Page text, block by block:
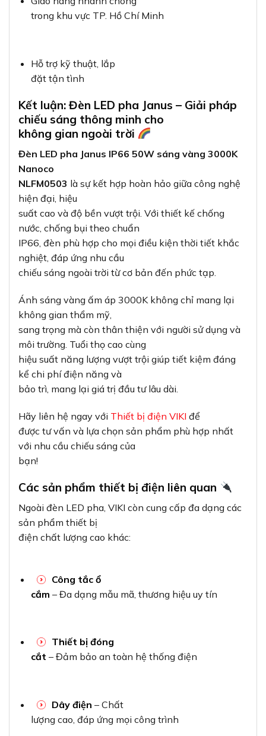
trong khu vực TP. Hồ Chí Minh
Hỗ trợ kỹ thuật, lắp
đặt tận tình
Kết luận: Đèn LED pha Janus – Giải pháp
chiếu sáng thông minh cho
không gian ngoài trời
Đèn LED pha Janus IP66 50W sáng vàng 3000K
Nanoco
NLFM0503 là sự kết hợp hoàn hảo giữa công nghệ
hiện đại, hiệu
suất cao và độ bền vượt trội. Với thiết kế chống
nước, chống bụi theo chuẩn
IP66, đèn phù hợp cho mọi điều kiện thời tiết khắc
nghiệt, đáp ứng nhu cầu
chiếu sáng ngoài trời từ cơ bản đến phức tạp.
Ánh sáng vàng ấm áp 3000K không chỉ mang lại
không gian thẩm mỹ,
sang trọng mà còn thân thiện với người sử dụng và
môi trường. Tuổi thọ cao cùng
hiệu suất năng lượng vượt trội giúp tiết kiệm đáng
kể chi phí điện năng và
bảo trì, mang lại giá trị đầu tư lâu dài.
Hãy liên hệ ngay với Thiết bị điện VIKI để
được tư vấn và lựa chọn sản phẩm phù hợp nhất
với nhu cầu chiếu sáng của
bạn!
Các sản phẩm thiết bị điện liên quan
Ngoài đèn LED pha, VIKI còn cung cấp đa dạng các
sản phẩm thiết bị
điện chất lượng cao khác:
Công tắc ổ
cắm – Đa dạng mẫu mã, thương hiệu uy tín
Thiết bị đóng
cắt – Đảm bảo an toàn hệ thống điện
Dây điện – Chất
lượng cao, đáp ứng mọi công trình